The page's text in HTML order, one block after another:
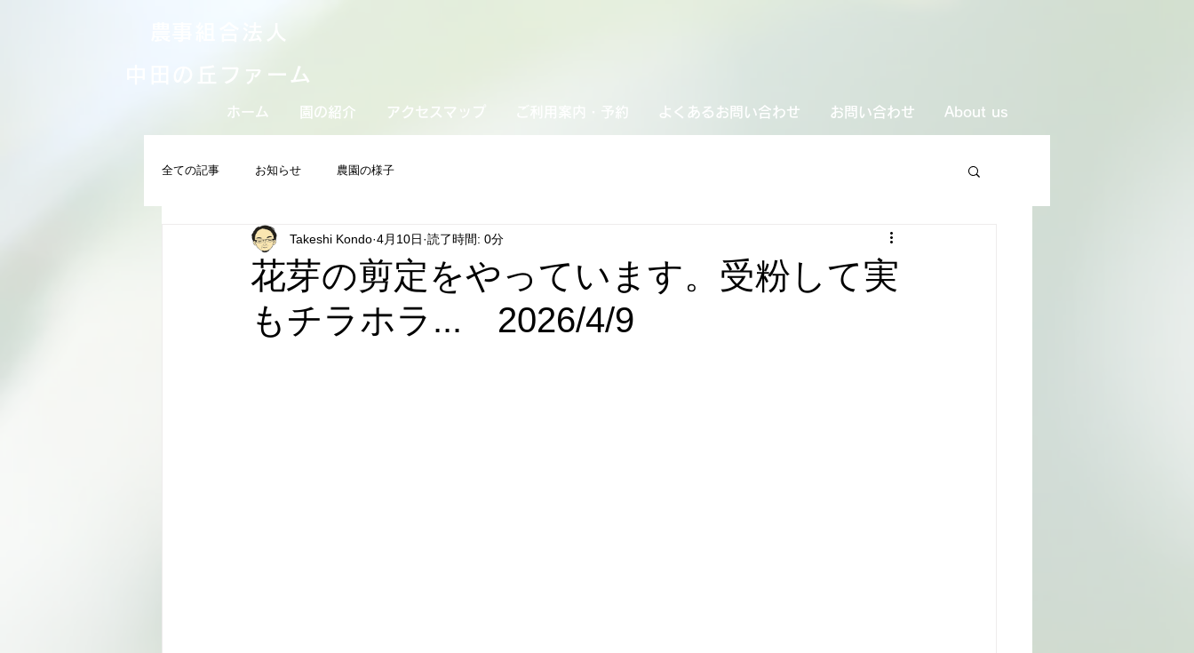
中田の丘ファーム
ホーム 園の紹介 アクセスマップ よくあるお問い合わせ お問い合わせ About us
全ての記事 お知らせ 農園の様子
花芽の剪定をやっています。受粉して実
もチラホラ... 2026/4/9
Takeshi Kondo 4月10日 読了時間: 0分